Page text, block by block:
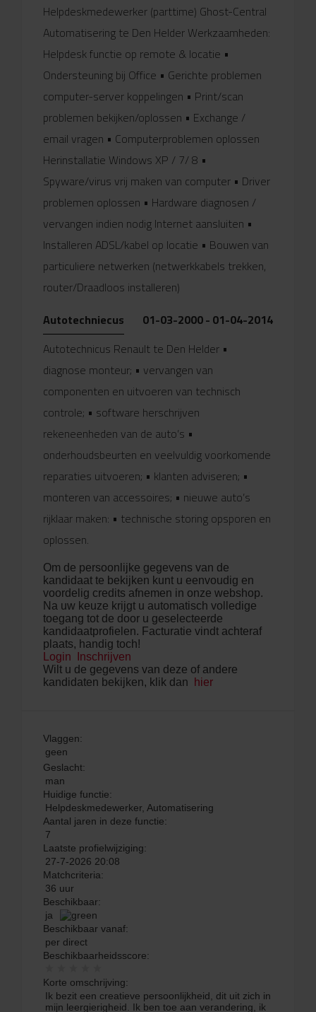
Helpdeskmedewerker (parttime) Ghost-Central
Automatisering te Den Helder Werkzaamheden:
Helpdesk functie op remote & locatie •
Ondersteuning bij Office • Gerichte problemen
computer-server koppelingen • Print/scan
problemen bekijken/oplossen • Exchange /
email vragen • Computerproblemen oplossen
Herinstallatie Windows XP / 7/ 8 •
Spyware/virus vrij maken van computer • Driver
problemen oplossen • Hardware diagnosen /
vervangen indien nodig Internet aansluiten •
Installeren ADSL/kabel op locatie • Bouwen van
particuliere netwerken (netwerkkabels trekken,
router/Draadloos installeren)
01-03-2000 - 01-04-2014
Autotechniecus
Autotechnicus Renault te Den Helder •
diagnose monteur; • vervangen van
componenten en uitvoeren van technisch
controle; • software herschrijven
rekeneenheden van de auto’s •
onderhoudsbeurten en veelvuldig voorkomende
reparaties uitvoeren; • klanten adviseren; •
monteren van accessoires; • nieuwe auto’s
rijklaar maken: • technische storing opsporen en
oplossen.
Om de persoonlijke gegevens van de
kandidaat te bekijken kunt u eenvoudig en
voordelig credits afnemen in onze webshop.
Na uw keuze krijgt u automatisch volledige
toegang tot de door u geselecteerde
kandidaatprofielen. Facturatie vindt achteraf
plaats, handig toch!
Login
Inschrijven
Wilt u de gegevens van deze of andere
kandidaten bekijken, klik dan
hier
Vlaggen:
geen
Geslacht:
man
Huidige functie:
Helpdeskmedewerker, Automatisering
Aantal jaren in deze functie:
7
Laatste profielwijziging:
27-7-2026 20:08
Matchcriteria:
36 uur
Beschikbaar:
ja
Beschikbaar vanaf:
per direct
Beschikbaarheidsscore:
Korte omschrijving:
Ik bezit een creatieve persoonlijkheid, dit uit zich in
mijn leergierigheid. Ik ben toe aan verandering, ik